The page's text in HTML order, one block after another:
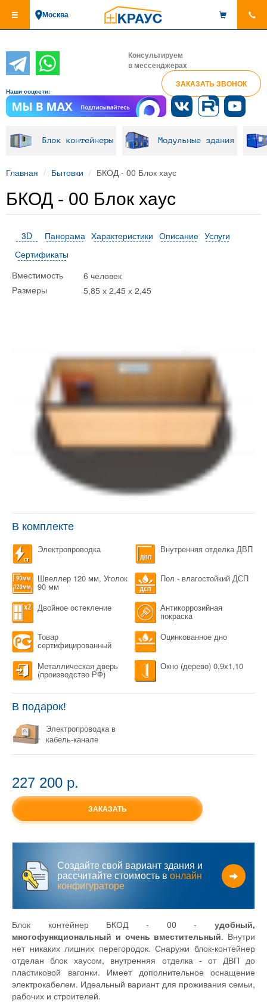
основному
Москва
Консультируем
в мессенджерах
ЗАКАЗАТЬ ЗВОНОК
Наши соцсети:
Блок контейнеры Модульные здания
Главная Бытовки БКОД - 00 Блок хаус
БКОД - 00 Блок хаус
3D Панорама Характеристики Описание Услуги
Сертификаты
Вместимость 6 человек
Размеры 5,85 х 2,45 х 2,45
В комплекте
Электропроводка Внутренняя отделка ДВП
Швеллер 120 мм, Уголок
90 мм
Пол - влагостойкий ДСП
Двойное остекление Антикоррозийная
покраска
Товар
сертифицированный
Оцинкованное дно
Металлическая дверь
(производство РФ)
Окно (дерево) 0,9х1,10
В подарок!
Электропроводка в
кабель-канале
227 200 p.
ЗАКАЗАТЬ
Создайте свой вариант здания и
рассчитайте стоимость в онлайн
конфигураторе
Блок контейнер БКОД - 00 - удобный,
многофункциональный и очень вместительный. Внутри
нет никаких лишних перегородок. Снаружи блок-контейнер
отделан блок хаусом, внутренняя отделка - от ДВП до
пластиковой вагонки. Имеет дополнительное оснащение
электрокабелем. Идеальный вариант для проживания семьи,
рабочих и строителей.